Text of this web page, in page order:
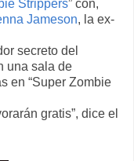
Strippers” con,
Jameson, la ex-
secreto del
una sala de
en “Super Zombie
gratis”, dice el